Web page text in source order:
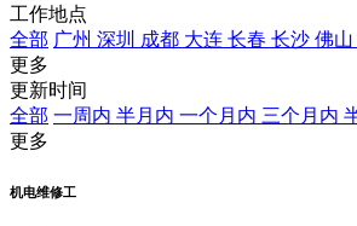
工作地点
全部 广州 深圳 成都 大连 长春 长沙 佛山
更多
更新时间
全部 一周内 半月内 一个月内 三个月内
更多
机电维修工